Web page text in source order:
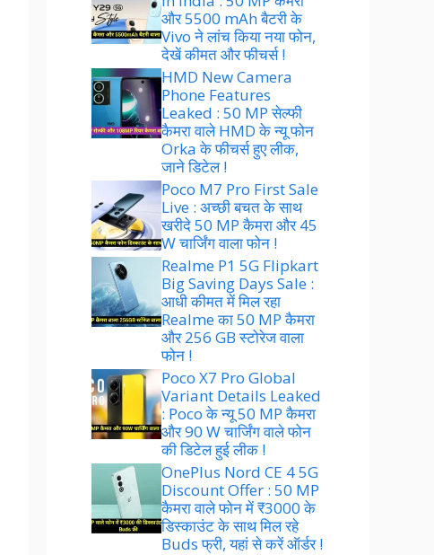
और 5500 mAh बैटरी के
Vivo ने लांच किया नया फोन,
देखें कीमत और फीचर्स !
HMD New Camera
Phone Features
Leaked : 50 MP सेल्फी
कैमरा वाले HMD के न्यू फोन
Orka के फीचर्स हुए लीक,
जाने डिटेल !
Poco M7 Pro First Sale
Live : अच्छी बचत के साथ
खरीदे 50 MP कैमरा और 45
W चार्जिंग वाला फोन !
Realme P1 5G Flipkart
Big Saving Days Sale :
आधी कीमत में मिल रहा
Realme का 50 MP कैमरा
और 256 GB स्टोरेज वाला
फोन !
Poco X7 Pro Global
Variant Details Leaked
: Poco के न्यू 50 MP कैमरा
और 90 W चार्जिंग वाले फोन
की डिटेल हुई लीक !
OnePlus Nord CE 4 5G
Discount Offer : 50 MP
कैमरा वाले फोन में ₹3000 के
डिस्काउंट के साथ मिल रहे
Buds फ्री, यहां से करें ऑर्डर !